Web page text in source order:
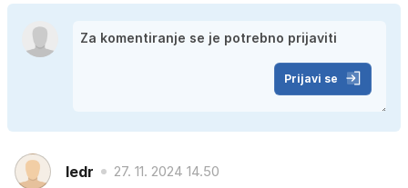
Prijavi se
ledr 27. 11. 2024 14.50